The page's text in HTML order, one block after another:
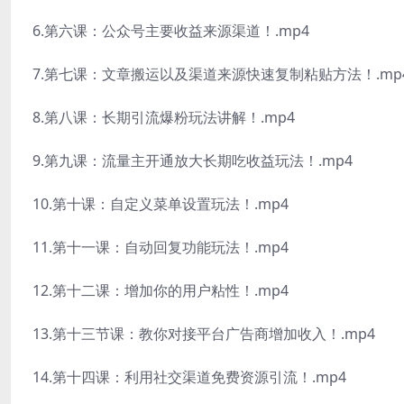
6.第六课：公众号主要收益来源渠道！.mp4
7.第七课：文章搬运以及渠道来源快速复制粘贴方法！
8.第八课：长期引流爆粉玩法讲解！.mp4
9.第九课：流量主开通放大长期吃收益玩法！.mp4
10.第十课：自定义菜单设置玩法！.mp4
11.第十一课：自动回复功能玩法！.mp4
12.第十二课：增加你的用户粘性！.mp4
13.第十三节课：教你对接平台广告商增加收入！.mp4
14.第十四课：利用社交渠道免费资源引流！.mp4